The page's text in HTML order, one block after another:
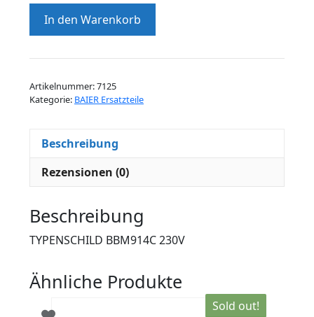
BBM914C
Menge
In den Warenkorb
Artikelnummer:7125
Kategorie: BAIER Ersatzteile
Beschreibung
Rezensionen (0)
Beschreibung
TYPENSCHILD BBM914C 230V
Ähnliche Produkte
Sold out!